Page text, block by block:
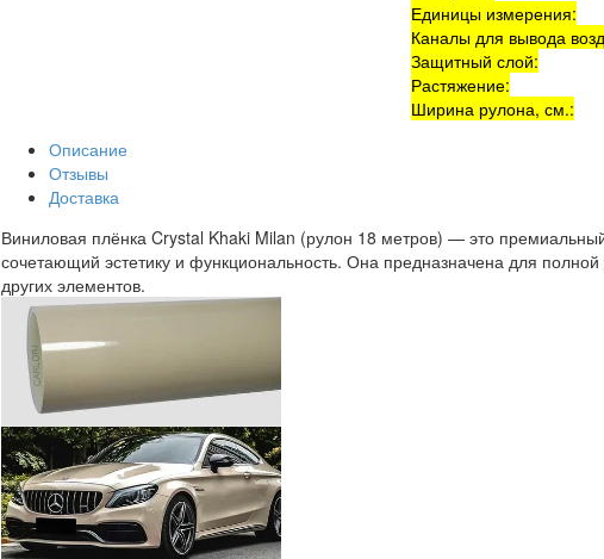
Единицы измерения:
Каналы для вывода
Защитный слой:
Растяжение:
Ширина рулона, см.:
Описание
Отзывы
Доставка
Виниловая плёнка Crystal Khaki Milan (рулон 18 метров) — это
сочетающий эстетику и функциональность. Она предназначена для
других элементов.